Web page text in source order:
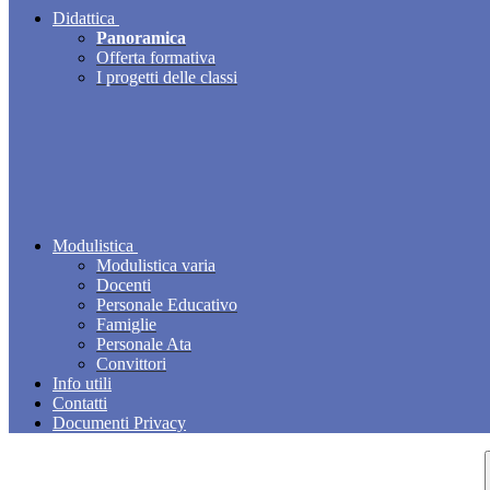
Didattica
Panoramica
Offerta formativa
I progetti delle classi
Modulistica
Modulistica varia
Docenti
Personale Educativo
Famiglie
Personale Ata
Convittori
Info utili
Contatti
Documenti Privacy